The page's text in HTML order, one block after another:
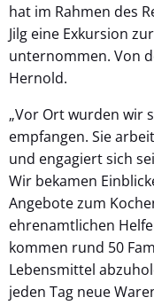
hat im Rahmen des
Jilg eine Exkursion
unternommen. Von
Hernold.
„Vor Ort wurden wir
empfangen. Sie
und engagiert sich
Wir bekamen
Angebote zum
ehrenamtlichen
kommen rund 50
Lebensmittel
jeden Tag neue